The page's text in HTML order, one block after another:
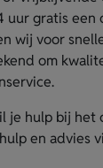
uur gratis een
wij voor
om
je hulp bij het
en advies